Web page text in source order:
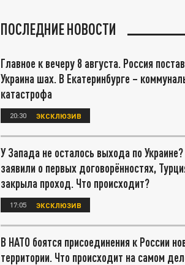
ПОСЛЕДНИЕ НОВОСТИ
Главное к вечеру 8 августа. Россия
Украина шах. В Екатеринбурге –
катастрофа
20:30 ЭКСКЛЮЗИВ
У Запада не осталось выхода по
заявили о первых договорённостях,
закрыла проход. Что происходит?
17:05 ЭКСКЛЮЗИВ
В НАТО боятся присоединения к России
территории. Что происходит на самом